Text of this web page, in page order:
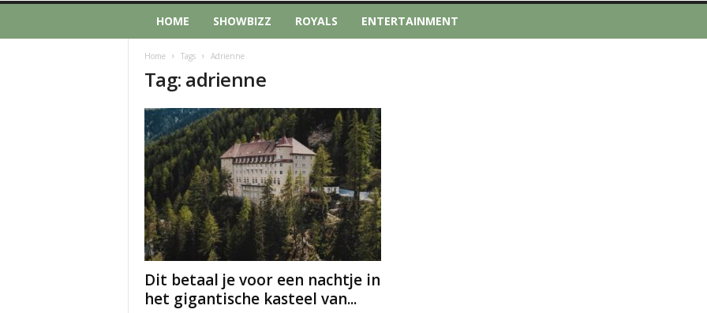
HOME SHOWBIZZ ROYALS ENTERTAINMENT
Home Tags Adrienne
Tag: adrienne
Dit betaal je voor een nachtje in
het gigantische kasteel van...